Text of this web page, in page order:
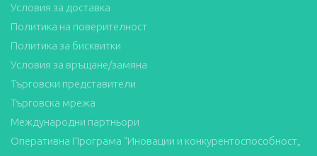
Условия за доставка
Политика на поверителност
Политика за бисквитки
Условия за връщане/замяна
Търговски представители
Търговска мрежа
Международни партньори
Оперативна Програма “Иновации и конкурентоспособност„